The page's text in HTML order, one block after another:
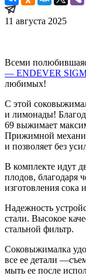
11 августа 2025
Всеми
— ENDEVER
любимых!
С этой
и лимонады!
69 выжимает
Прижимной
и позволяет без
В комплекте идут
плодов, благодаря
изготовления сока
Надежность
стали. Высокое
стальной фильтр.
Соковыжималка
все ее детали
мыть ее после